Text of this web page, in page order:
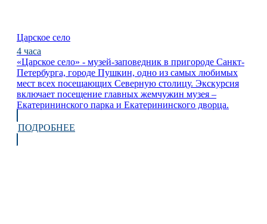
Царское село
4 часа
«Царское село» - музей-заповедник в пригороде Санкт-
Петербурга, городе Пушкин, одно из самых любимых
мест всех посещающих Северную столицу. Экскурсия
включает посещение главных жемчужин музея –
Екатерининского парка и Екатерининского дворца.
ПОДРОБНЕЕ